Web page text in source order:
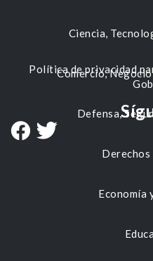
Ciencia,
Comercio,
Defensa,
Derechos
Economía
Política de privacidad